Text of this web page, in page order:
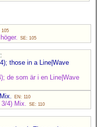
105
SE: 105
:
those in a Line|Wave
de som är i en Line|Wave
EN: 110
4) Mix. SE: 110